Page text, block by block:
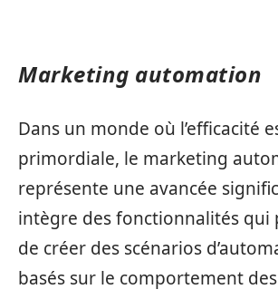
Marketing automation
Dans un monde où l’efficacité
primordiale, le marketing
représente une avancée
intègre des fonctionnalités
de créer des scénarios
basés sur le comportement